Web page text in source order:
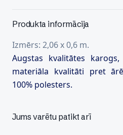
Produkta informācija
Izmērs: 2,06 x 0,6 m.
Augstas kvalitātes
materiāla kvalitāti pret
100% polesters.
Jums varētu patikt arī